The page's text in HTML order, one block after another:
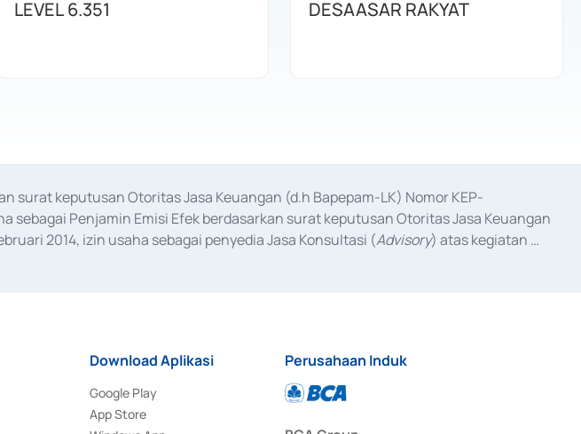
LEVEL 6.351
DESAASAR RAKYAT
surat keputusan Otoritas Jasa Keuangan (d.h Bapepam-LK) Nomor KEP-
sebagai Penjamin Emisi Efek berdasarkan surat keputusan Otoritas Jasa Keuangan
2014, izin usaha sebagai penyedia Jasa Konsultasi (Advisory) atas kegiatan
Download Aplikasi
Google Play
App Store
Perusahaan Induk